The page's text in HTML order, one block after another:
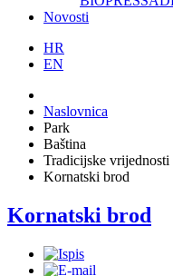
Novosti
HR
EN
Naslovnica
Park
Baština
Tradicijske vrijednosti
Kornatski brod
Kornatski brod